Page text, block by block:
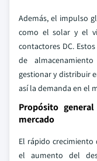
Además, el impulso
como el solar y el
contactores DC.
de
gestionar y distribuir
así la demanda en el
Propósito
mercado
El rápido
el aumento del